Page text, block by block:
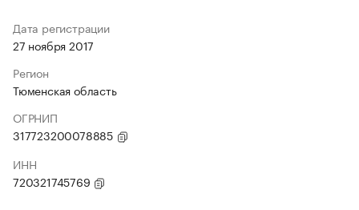
Дата регистрации
27 ноября 2017
Регион
Тюменская область
ОГРНИП
317723200078885
ИНН
720321745769